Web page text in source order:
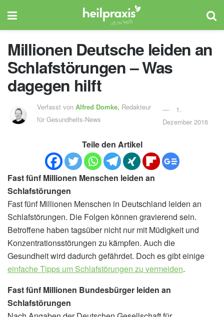
Millionen Deutsche leiden an
Schlafstörungen – Was
dagegen hilft
Verfasst vonAlfred Domke, Redakteur
für Gesundheits-News
1.
Dezember 2016
Teile den Artikel
Fast fünf Millionen Menschen leiden an
Schlafstörungen
Fast fünf Millionen Menschen in Deutschland leiden an
Schlafstörungen. Die Folgen können gravierend sein.
Betroffene haben tagsüber nicht nur mit Müdigkeit und
Konzentrationsstörungen zu kämpfen. Auch die
Gesundheit wird dadurch gefährdet. Doch es gibt einige
einfache Tipps um Schlafstörungen zu vermeiden.
Fast fünf Millionen Bundesbürger leiden an
Schlafstörungen